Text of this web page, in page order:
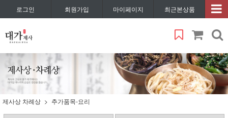
로그인 회원가입 마이페이지 최근본상품
제사상 차례상 추가품목-요리